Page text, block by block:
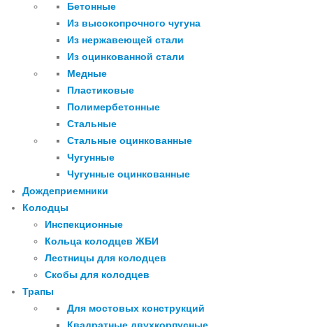
Бетонные
Из высокопрочного чугуна
Из нержавеющей стали
Из оцинкованной стали
Медные
Пластиковые
Полимербетонные
Стальные
Стальные оцинкованные
Чугунные
Чугунные оцинкованные
Дождеприемники
Колодцы
Инспекционные
Кольца колодцев ЖБИ
Лестницы для колодцев
Скобы для колодцев
Трапы
Для мостовых конструкций